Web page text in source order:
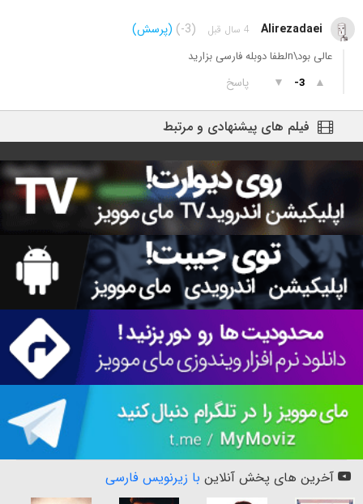
Alirezadaei 4 سال قبل (-3) (پرسش)
عالی بود\nلطفا دوبله فارسی بزارید
▲
-3
▼ پاسخ
فیلم های پیشنهادی و مرتبط
آخرین های پخش آنلاین با زیرنویس فارسی